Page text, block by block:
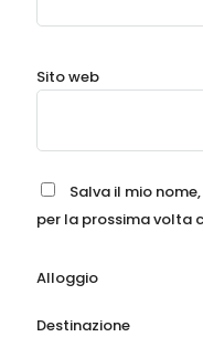
Sito web
Salva il mio
per la prossima volta
Alloggio
Destinazione